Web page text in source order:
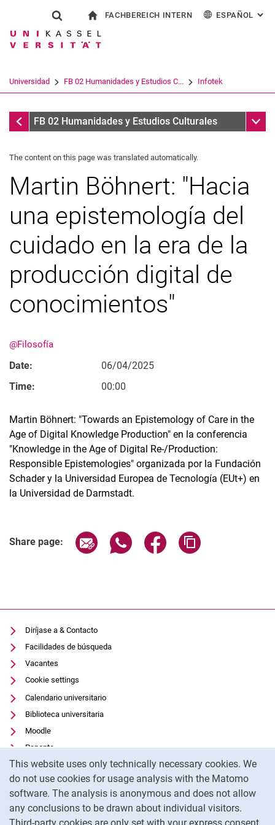
Jump directly to: content
Jump directly to: search
Jump directly to: main
This website uses only technically necessary cookies. We
do not use cookies for usage analysis with the Matomo
software. The analysis is anonymous and does not allow
any conclusions to be drawn about individual visitors.
Show search form
Search term
Search (opens an external link in a
FACHBEREICH INTERN ESPAÑOL :
Universidad FB 02 Humanidades y Estudios C... Infotek
InfotekFB 02 Humanidades y Estudios Culturales Sub
The content on this page was translated automatically.
Martin Böhnert: "Hacia
una epistemología del
cuidado en la era de la
producción digital de
conocimientos"
@Filosofía
Date:
06/04/2025
Time:
00:00
Martin Böhnert: "Towards an Epistemology of Care in the
Age of Digital Knowledge Production" en la conferencia
"Knowledge in the Age of Digital Re-/Production:
Responsible Epistemologies" organizada por la Fundación
Schader y la Universidad Europea de Tecnología (EUt+) en
la Universidad de Darmstadt.
Share page: Share page via email
Share page via WhatsApp
Share page via
Diríjase a & Contacto
Facilidades de búsqueda
Vacantes
Cookie settings
Calendario universitario
Biblioteca universitaria
Moodle
Panopto
Protección de datos
Accesibilidad
Uso transparente de la IA